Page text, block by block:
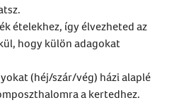
ételekhez, így élvezheted az
hogy külön adagokat
(héj/szár/vég) házi alaplé
a kertedhez.